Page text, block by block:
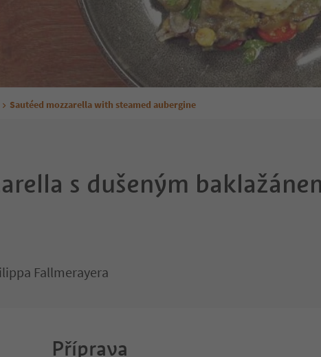
Sautéed mozzarella with steamed aubergine
s dušeným
Fallmerayera
Příprava